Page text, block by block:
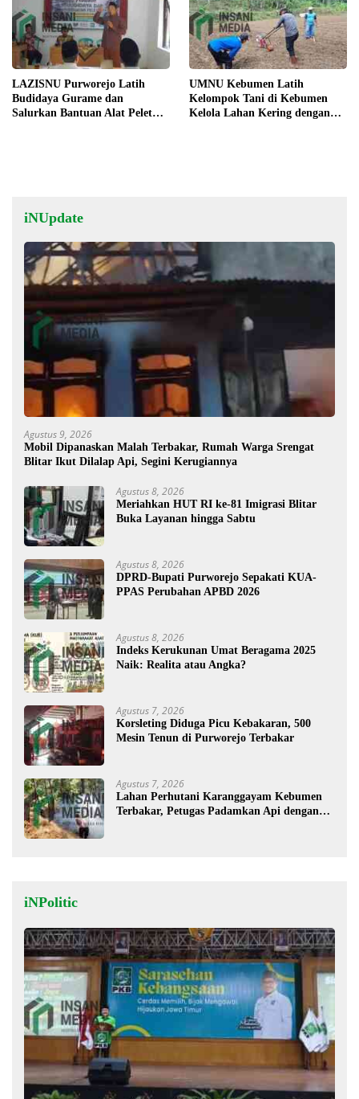
LAZISNU Purworejo Latih
Budidaya Gurame dan
Salurkan Bantuan Alat Pelet
UMNU Kebumen Latih
Kelompok Tani di Kebumen
Kelola Lahan Kering dengan
iNUpdate
Agustus 9, 2026
Mobil Dipanaskan Malah Terbakar, Rumah Warga Srengat
Blitar Ikut Dilalap Api, Segini Kerugiannya
Agustus 8, 2026
Meriahkan HUT RI ke-81 Imigrasi Blitar
Buka Layanan hingga Sabtu
Agustus 8, 2026
DPRD-Bupati Purworejo Sepakati KUA-
PPAS Perubahan APBD 2026
Agustus 8, 2026
Indeks Kerukunan Umat Beragama 2025
Naik: Realita atau Angka?
Agustus 7, 2026
Korsleting Diduga Picu Kebakaran, 500
Mesin Tenun di Purworejo Terbakar
Agustus 7, 2026
Lahan Perhutani Karanggayam Kebumen
Terbakar, Petugas Padamkan Api dengan
iNPolitic